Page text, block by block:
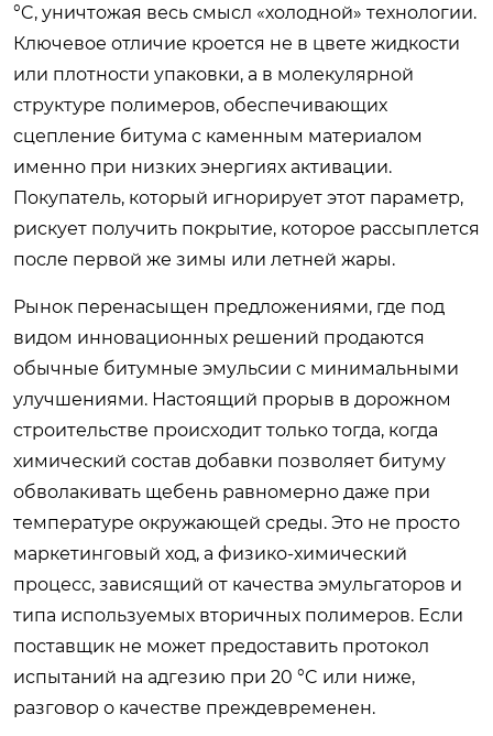
°C, уничтожая весь смысл «холодной» технологии.
Ключевое отличие кроется не в цвете жидкости
или плотности упаковки, а в молекулярной
структуре полимеров, обеспечивающих
сцепление битума с каменным материалом
именно при низких энергиях активации.
Покупатель, который игнорирует этот параметр,
рискует получить покрытие, которое рассыплется
после первой же зимы или летней жары.
Рынок перенасыщен предложениями, где под
видом инновационных решений продаются
обычные битумные эмульсии с минимальными
улучшениями. Настоящий прорыв в дорожном
строительстве происходит только тогда, когда
химический состав добавки позволяет битуму
обволакивать щебень равномерно даже при
температуре окружающей среды. Это не просто
маркетинговый ход, а физико-химический
процесс, зависящий от качества эмульгаторов и
типа используемых вторичных полимеров. Если
поставщик не может предоставить протокол
испытаний на адгезию при 20 °C или ниже,
разговор о качестве преждевременен.